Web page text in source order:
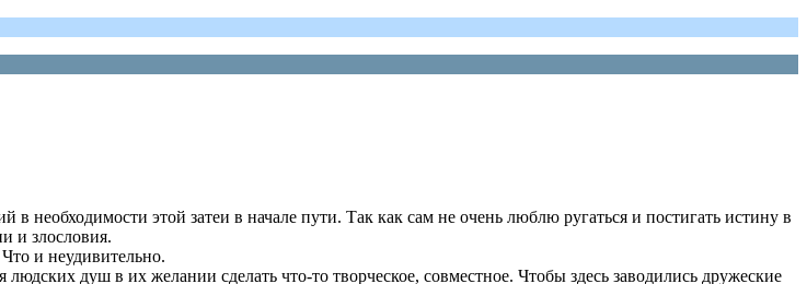
необходимости этой затеи в начале пути. Так как сам не очень люблю ругаться и постигать истину в
и злословия.
и неудивительно.
душ в их желании сделать что-то творческое, совместное. Чтобы здесь заводились дружеские